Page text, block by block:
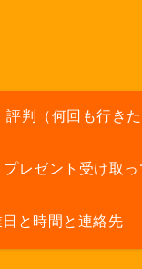
評判（何回も行きた
プレゼント受け取
と時間と連絡先